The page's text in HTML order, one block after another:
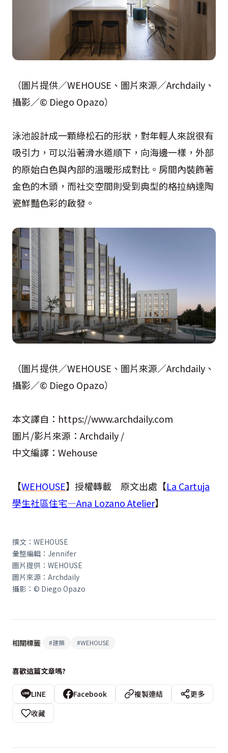
（圖片提供／WEHOUSE、圖片來源／Archdaily、
攝影／© Diego Opazo）
泳池設計成一顆綠松石的形狀，對年輕人來說很有
吸引力，可以沿著滑水道順下，向海邊一樣，外部
的原始白色與內部的溫暖形成對比。房間內裝飾著
金色的木頭，而社交空間則受到典型的格拉納達陶
瓷鮮豔色彩的啟發。
（圖片提供／WEHOUSE、圖片來源／Archdaily、
攝影／© Diego Opazo）
本文譯自：https://www.archdaily.com
圖片/影片來源：Archdaily /
中文編譯：Wehouse
【WEHOUSE】授權轉載 原文出處【La Cartuja
學生社區住宅—Ana Lozano Atelier】
撰文：WEHOUSE
彙整編輯：Jennifer
圖片提供：WEHOUSE
圖片來源：Archdaily
攝影：© Diego Opazo
相關標籤 #建築 #WEHOUSE
喜歡這篇文章嗎?
LINE Facebook 複製連結
更多
收藏